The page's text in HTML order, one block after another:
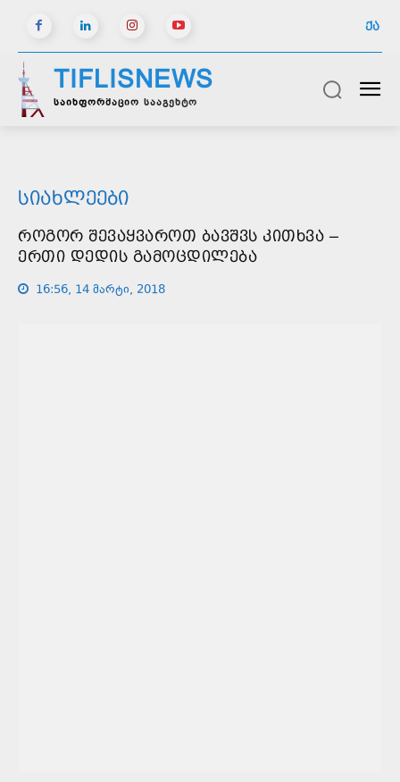
ᲥᲐ
TIFLISNEWS
საინფორმაციო სააგენტო
ᲡᲘᲐᲮᲚᲔᲔᲑᲘ
ᲠᲝᲒᲝᲠ ᲨᲔᲕᲐᲧᲕᲐᲠᲝᲗ ᲑᲐᲕᲨᲕᲡ ᲙᲘᲗᲮᲕᲐ –
ᲔᲠᲗᲘ ᲓᲔᲓᲘᲡ ᲒᲐᲛᲝᲪᲓᲘᲚᲔᲑᲐ
16:56, 14 მარტი, 2018